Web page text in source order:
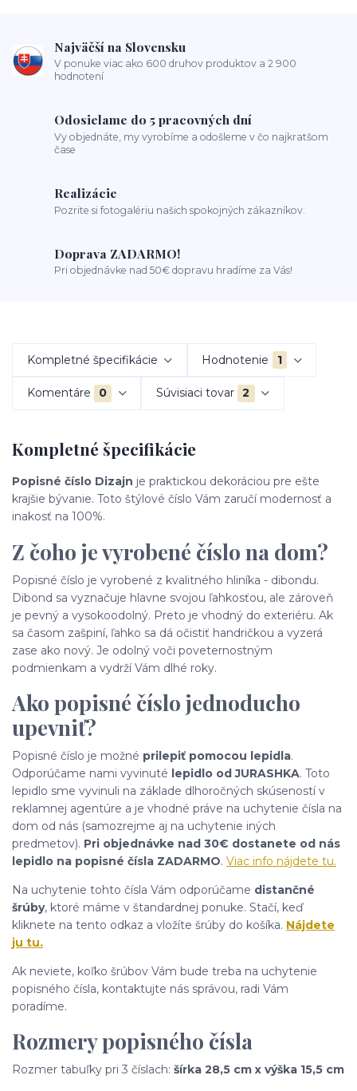
Najväčší na Slovensku
V ponuke viac ako 600 druhov produktov a 2 900
hodnotení
Odosielame do 5 pracovných dní
Vy objednáte, my vyrobíme a odošleme v čo najkratšom
čase
Realizácie
Pozrite si fotogalériu našich spokojných zákazníkov.
Doprava ZADARMO!
Pri objednávke nad 50€ dopravu hradíme za Vás!
Kompletné špecifikácie Hodnotenie 1
Komentáre 0 Súvisiaci tovar 2
Kompletné špecifikácie
Popisné číslo Dizajn je praktickou dekoráciou pre ešte
krajšie bývanie. Toto štýlové číslo Vám zaručí modernosť a
inakosť na 100%.
Z čoho je vyrobené číslo na dom?
Popisné číslo je vyrobené z kvalitného hliníka - dibondu.
Dibond sa vyznačuje hlavne svojou ľahkosťou, ale zároveň
je pevný a vysokoodolný. Preto je vhodný do exteriéru. Ak
sa časom zašpiní, ľahko sa dá očistiť handričkou a vyzerá
zase ako nový. Je odolný voči poveternostným
podmienkam a vydrží Vám dlhé roky.
Ako popisné číslo jednoducho
upevniť?
Popisné číslo je možné prilepiť pomocou lepidla.
Odporúčame nami vyvinuté lepidlo od JURASHKA. Toto
lepidlo sme vyvinuli na základe dlhoročných skúseností v
reklamnej agentúre a je vhodné práve na uchytenie čísla na
dom od nás (samozrejme aj na uchytenie iných
predmetov). Pri objednávke nad 30€ dostanete od nás
lepidlo na popisné čísla ZADARMO. Viac info nájdete tu.
Na uchytenie tohto čísla Vám odporúčame distančné
šrúby, ktoré máme v štandardnej ponuke. Stačí, keď
kliknete na tento odkaz a vložíte šrúby do košíka. Nájdete
ju tu.
Ak neviete, koľko šrúbov Vám bude treba na uchytenie
popisného čísla, kontaktujte nás správou, radi Vám
poradíme.
Rozmery popisného čísla
Rozmer tabuľky pri 3 číslach: šírka 28,5 cm x výška 15,5 cm